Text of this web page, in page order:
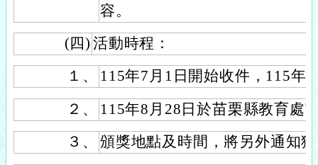
容。
(四) 活動時程：
１、
115年7月1日開始收件，115年
２、
115年8月28日於苗栗縣教育處
３、
頒獎地點及時間，將另外通知